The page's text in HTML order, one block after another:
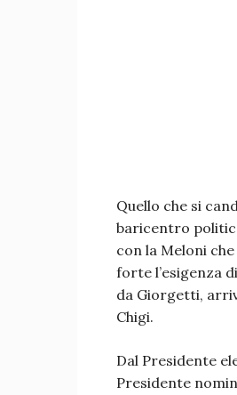
Quello che si
baricentro
con la Meloni
forte l’esigenza
da Giorgetti,
Chigi.
Dal Presidente
Presidente